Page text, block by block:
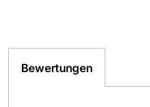
Bewertungen